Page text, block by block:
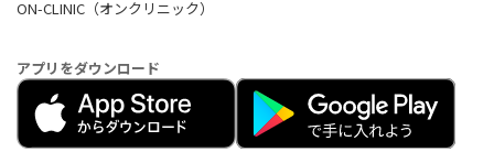
ON-CLINIC（オンクリニック）
アプリをダウンロード